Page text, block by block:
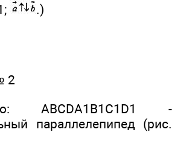
.)
2
ABCDA1B1C1D1 -
параллелепипед (рис.